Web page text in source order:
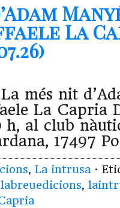
La
més nit
La Capria
h, al club
17497
, La intrusa ·
labreuedicions,